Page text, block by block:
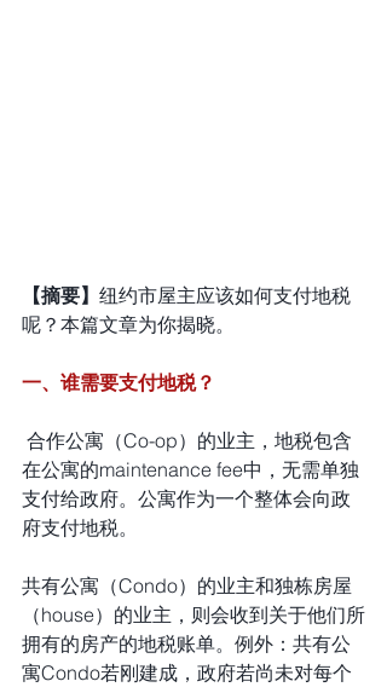
【摘要】 纽约市屋主应该如何支付地税
呢？本篇文章为你揭晓。
一、谁需要支付地税？
在公寓的maintenance fee中，无需单独
支付给政府。公寓作为一个整体会向政
府支付地税。
共有公寓（Condo）的业主和独栋房屋
（house）的业主，则会收到关于他们所
拥有的房产的地税账单。例外：共有公
寓Condo若刚建成，政府若尚未对每个